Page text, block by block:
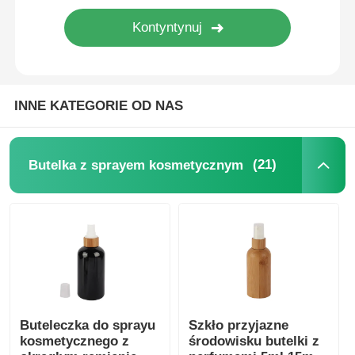
Butelka kosmetyczna na rolkach
Wyroby kosmetyczne
śrubową pompkę do balsamu
Pompy z prawej i lewej strony
Pompa do płynu Clip Lock
INNE KATEGORIE OD NAS
Butelka z sprayem kosmetycznym (21)
Buteleczka do sprayu
kosmetycznego z
Szkło przyjazne
środowisku butelki z